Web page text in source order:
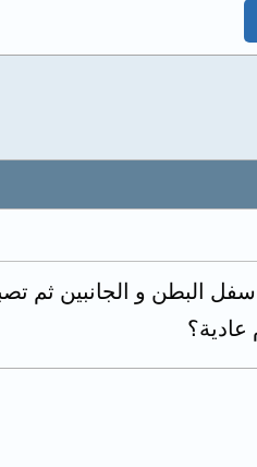
خلال اليوم الأول فقط منذ 5أشهر تقريبا في أسفل البطن و